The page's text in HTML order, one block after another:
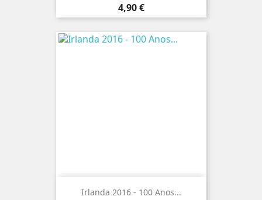
Preço
4,90 €
Irlanda 2016 - 100 Anos...